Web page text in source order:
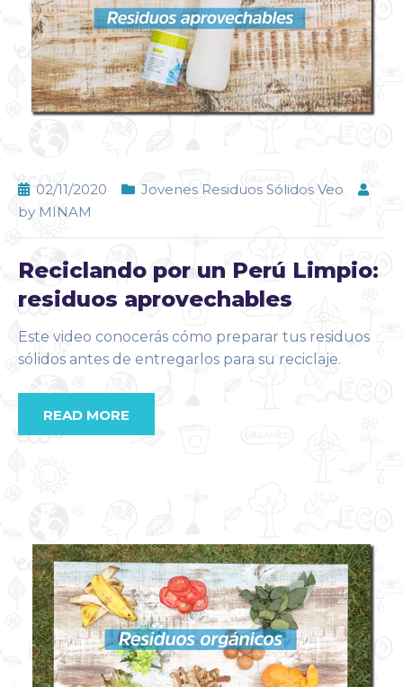
02/11/2020
Jovenes Residuos Sólidos Veo
by MINAM
Reciclando por un Perú Limpio:
residuos aprovechables
Este video conocerás cómo preparar tus residuos
sólidos antes de entregarlos para su reciclaje.
READ MORE